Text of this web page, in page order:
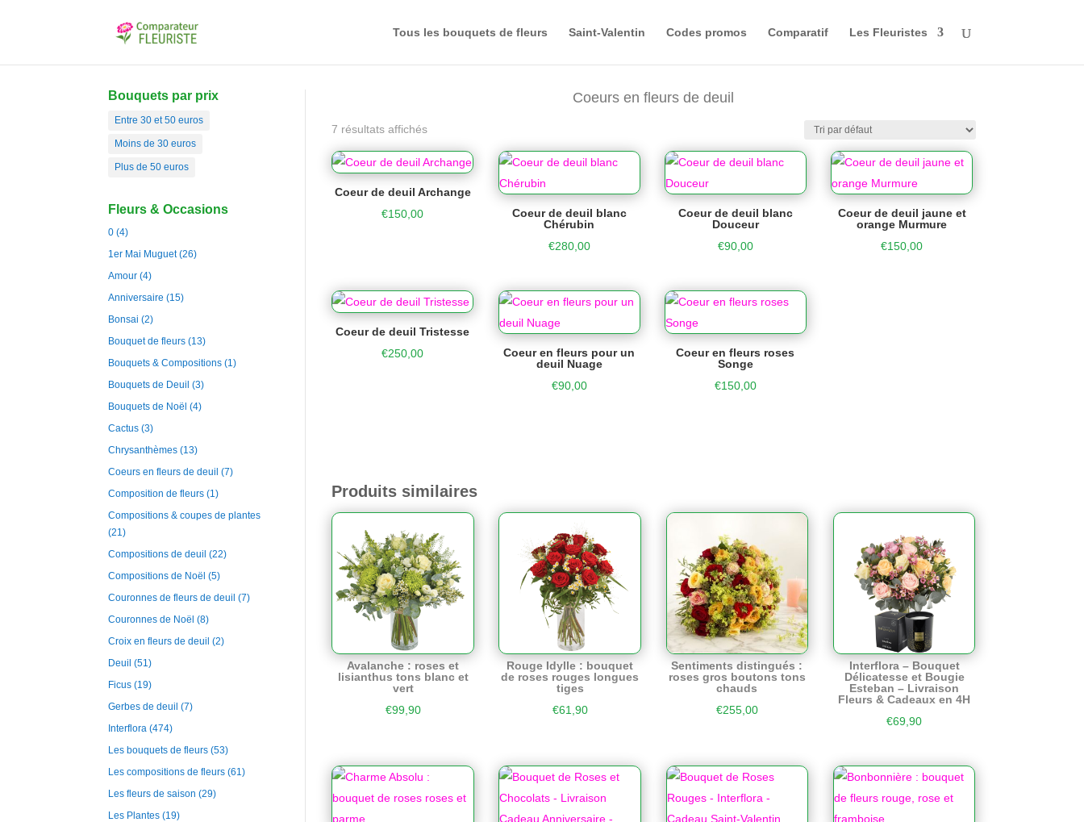
Tous les bouquets de fleurs Saint-Valentin Codes promos Comparatif Les Fleuristes
Bouquets par prix
Entre 30 et 50 euros
Moins de 30 euros
Plus de 50 euros
Fleurs & Occasions
0 (4)
1er Mai Muguet (26)
Amour (4)
Anniversaire (15)
Bonsai (2)
Bouquet de fleurs (13)
Bouquets & Compositions (1)
Bouquets de Deuil (3)
Bouquets de Noël (4)
Cactus (3)
Chrysanthèmes (13)
Coeurs en fleurs de deuil (7)
Composition de fleurs (1)
Compositions & coupes de plantes
(21)
Compositions de deuil (22)
Compositions de Noël (5)
Couronnes de fleurs de deuil (7)
Couronnes de Noël (8)
Croix en fleurs de deuil (2)
Deuil (51)
Ficus (19)
Gerbes de deuil (7)
Interflora (474)
Les bouquets de fleurs (53)
Les compositions de fleurs (61)
Les fleurs de saison (29)
Les Plantes (19)
Coeurs en fleurs de deuil
7 résultats affichés
Coeur de deuil Archange
€150,00
Coeur de deuil blanc
Chérubin
€280,00
Coeur de deuil blanc
Douceur
€90,00
Coeur de deuil jaune et
orange Murmure
€150,00
Coeur de deuil Tristesse
€250,00
Coeur en fleurs pour un
deuil Nuage
€90,00
Coeur en fleurs roses
Songe
€150,00
Produits similaires
Avalanche : roses et
lisianthus tons blanc et
vert
€99,90
Rouge Idylle : bouquet
de roses rouges longues
tiges
€61,90
Sentiments distingués :
roses gros boutons tons
chauds
€255,00
Interflora – Bouquet
Délicatesse et Bougie
Esteban – Livraison
Fleurs & Cadeaux en 4H
€69,90